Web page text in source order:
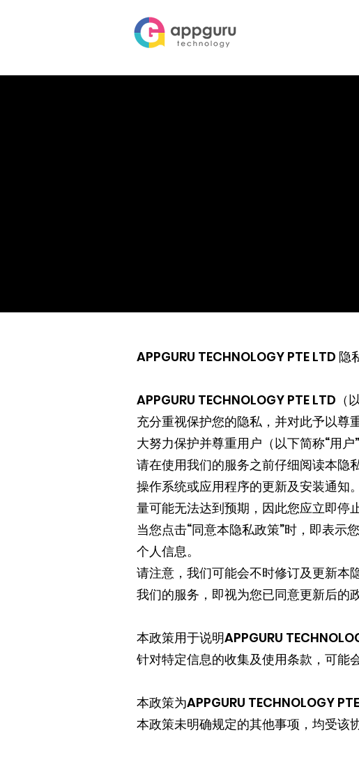
APPGURU TECHNOLOGY PTE LTD 隐
APPGURU TECHNOLOGY PTE LTD
充分重视保护您的隐私，并对此予以尊
大努力保护并尊重用户（以下简称“用户
请在使用我们的服务之前仔细阅读本隐
操作系统或应用程序的更新及安装通知
量可能无法达到预期，因此您应立即停
当您点击“同意本隐私政策”时，即表示
个人信息。
请注意，我们可能会不时修订及更新本
我们的服务，即视为您已同意更新后的政
本政策用于说明APPGURU
针对特定信息的收集及使用条款，可能
本政策为APPGURU TECHNOLOGY
本政策未明确规定的其他事项，均受该